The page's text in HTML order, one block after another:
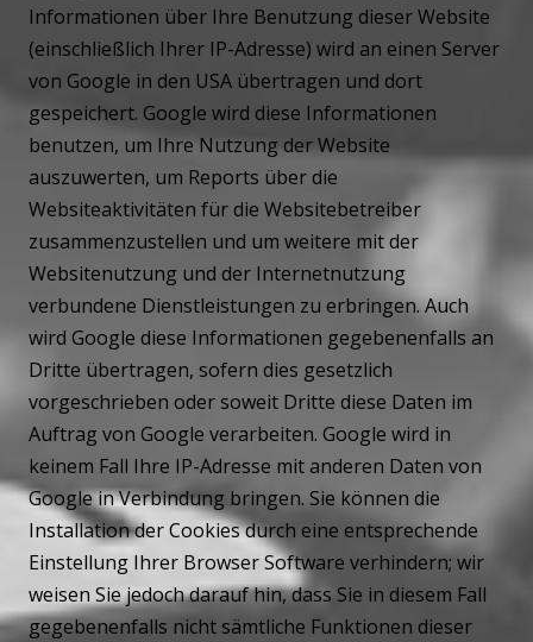
Informationen über Ihre Benutzung dieser Website
(einschließlich Ihrer IP-Adresse) wird an einen Server
von Google in den USA übertragen und dort
gespeichert. Google wird diese Informationen
benutzen, um Ihre Nutzung der Website
auszuwerten, um Reports über die
Websiteaktivitäten für die Websitebetreiber
zusammenzustellen und um weitere mit der
Websitenutzung und der Internetnutzung
verbundene Dienstleistungen zu erbringen. Auch
wird Google diese Informationen gegebenenfalls an
Dritte übertragen, sofern dies gesetzlich
vorgeschrieben oder soweit Dritte diese Daten im
Auftrag von Google verarbeiten. Google wird in
keinem Fall Ihre IP-Adresse mit anderen Daten von
Google in Verbindung bringen. Sie können die
Installation der Cookies durch eine entsprechende
Einstellung Ihrer Browser Software verhindern; wir
weisen Sie jedoch darauf hin, dass Sie in diesem Fall
gegebenenfalls nicht sämtliche Funktionen dieser